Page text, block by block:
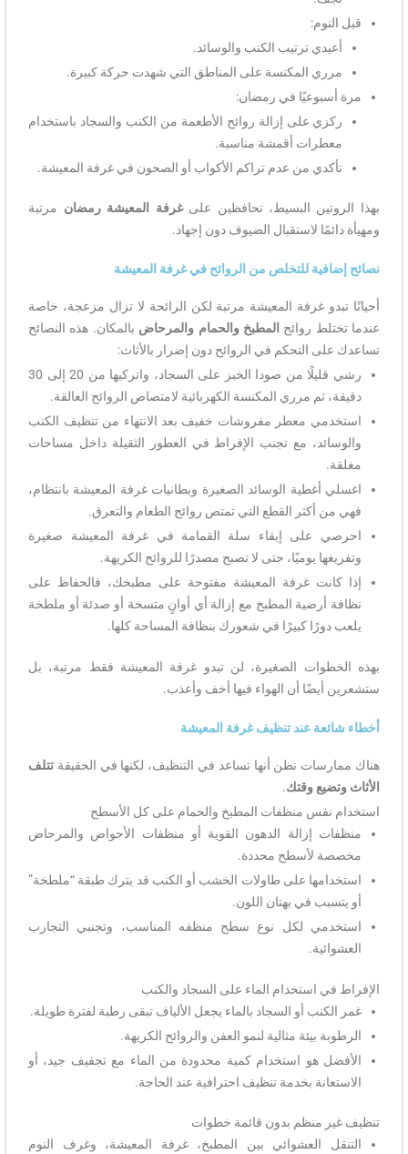
قبل النوم:
أعيدي ترتيب الكنب والوسائد.
مرري المكنسة على المناطق التي شهدت حركة كبيرة.
مرة أسبوعيًا في رمضان:
ركزي على إزالة روائح الأطعمة من الكنب والسجاد باستخدام
معطرات أقمشة مناسبة.
تأكدي من عدم تراكم الأكواب أو الصحون في غرفة المعيشة.
بهذا الروتين البسيط، تحافظين علىغرفة المعيشة رمضان مرتبة
ومهيأة دائمًا لاستقبال الضيوف دون إجهاد.
نصائح إضافية للتخلص من الروائح في غرفة المعيشة
أحيانًا تبدو غرفة المعيشة مرتبة لكن الرائحة لا تزال مزعجة، خاصة
عندما تختلط روائح المطبخ والحمام والمرحاض بالمكان. هذه النصائح
تساعدك على التحكم في الروائح دون إضرار بالأثاث:
رشي قليلًا من صودا الخبز على السجاد، واتركيها من 20 إلى 30
دقيقة، ثم مرري المكنسة الكهربائية لامتصاص الروائح العالقة.
استخدمي معطر مفروشات خفيف بعد الانتهاء من تنظيف الكنب
والوسائد، مع تجنب الإفراط في العطور الثقيلة داخل مساحات
مغلقة.
اغسلي أغطية الوسائد الصغيرة وبطانيات غرفة المعيشة بانتظام،
فهي من أكثر القطع التي تمتص روائح الطعام والتعرق.
احرصي على إبقاء سلة القمامة في غرفة المعيشة صغيرة
وتفريغها يوميًا، حتى لا تصبح مصدرًا للروائح الكريهة.
إذا كانت غرفة المعيشة مفتوحة على مطبخك، فالحفاظ على
نظافة أرضية المطبخ مع إزالة أي أوانٍ متسخة أو صدئة أو ملطخة
يلعب دورًا كبيرًا في شعورك بنظافة المساحة كلها.
بهذه الخطوات الصغيرة، لن تبدو غرفة المعيشة فقط مرتبة، بل
ستشعرين أيضًا أن الهواء فيها أخف وأعذب.
أخطاء شائعة عند تنظيف غرفة المعيشة
هناك ممارسات نظن أنها تساعد في التنظيف، لكنها في الحقيقة تتلف
الأثاث وتضيع وقتك.
استخدام نفس منظفات المطبخ والحمام على كل الأسطح
منظفات إزالة الدهون القوية أو منظفات الأحواض والمرحاض
مخصصة لأسطح محددة.
استخدامها على طاولات الخشب أو الكنب قد يترك طبقة “ملطخة”
أو يتسبب في بهتان اللون.
استخدمي لكل نوع سطح منظفه المناسب، وتجنبي التجارب
العشوائية.
الإفراط في استخدام الماء على السجاد والكنب
غمر الكنب أو السجاد بالماء يجعل الألياف تبقى رطبة لفترة طويلة.
الرطوبة بيئة مثالية لنمو العفن والروائح الكريهة.
الأفضل هو استخدام كمية محدودة من الماء مع تجفيف جيد، أو
الاستعانة بخدمة تنظيف احترافية عند الحاجة.
تنظيف غير منظم بدون قائمة خطوات
التنقل العشوائي بين المطبخ، غرفة المعيشة، وغرف النوم